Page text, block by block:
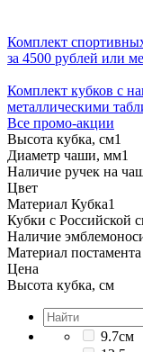
Комплект
за 4500 рублей или
Комплект кубков с
металлическими
Все промо-акции
Высота кубка, см1
Диаметр чаши, мм1
Наличие ручек на
Цвет
Материал Кубка1
Кубки с Российской
Наличие
Материал постамента
Цена
Высота кубка, см
9.7см